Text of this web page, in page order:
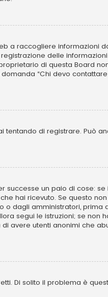
a raccogliere informazioni
delle
di questa Board
“Chi devo
tentando di registrare. Può
successe un paio di cose: se
hai ricevuto. Se questo
o dagli amministratori, prima
segui le istruzioni; se non
avere utenti anonimi che
Di solito il problema è